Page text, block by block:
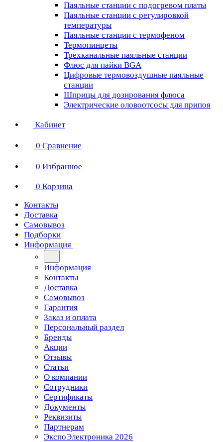
Паяльные станции с подогревом платы
Паяльные станции с регулировкой
температуры
Паяльные станции с термофеном
Термопинцеты
Трехканальные паяльные станции
Флюс для пайки BGA
Цифровые термовоздушные паяльные
станции
Шприцы для дозирования флюса
Электрические оловоотсосы для припоя
Кабинет
0 Сравнение
0 Избранное
0 Корзина
Контакты
Доставка
Самовывоз
Подборки
Информация
Информация
Контакты
Доставка
Самовывоз
Гарантия
Заказ и оплата
Персональный раздел
Бренды
Акции
Отзывы
Статьи
О компании
Сотрудники
Сертификаты
Документы
Реквизиты
Партнерам
ЭкспоЭлектроника 2026